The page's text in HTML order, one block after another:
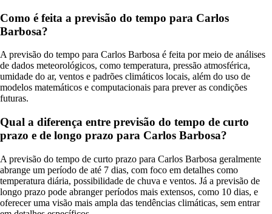
Como é feita a previsão do tempo para Carlos
Barbosa?
A previsão do tempo para Carlos Barbosa é feita por meio de análises
de dados meteorológicos, como temperatura, pressão atmosférica,
umidade do ar, ventos e padrões climáticos locais, além do uso de
modelos matemáticos e computacionais para prever as condições
futuras.
Qual a diferença entre previsão do tempo de curto
prazo e de longo prazo para Carlos Barbosa?
A previsão do tempo de curto prazo para Carlos Barbosa geralmente
abrange um período de até 7 dias, com foco em detalhes como
temperatura diária, possibilidade de chuva e ventos. Já a previsão de
longo prazo pode abranger períodos mais extensos, como 10 dias, e
oferecer uma visão mais ampla das tendências climáticas, sem entrar